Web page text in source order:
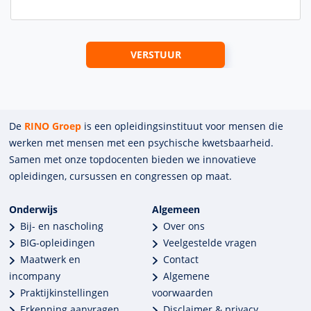
De RINO Groep is een opleidings­insti­tuut voor mensen die
werken met mensen met een psychische kwets­baar­heid.
Samen met onze top­docenten bieden we innova­tieve
opleidingen, cursussen en congres­sen op maat.
Onderwijs
Bij- en nascholing
BIG-opleidingen
Maatwerk en
incompany
Praktijkinstellingen
Algemeen
Over ons
Veelgestelde vragen
Contact
Algemene
voorwaarden